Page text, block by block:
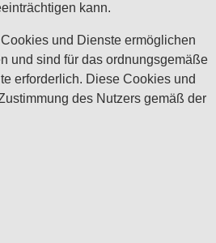
kann.
und Dienste ermöglichen
und sind für das ordnungsgemäße
erforderlich. Diese Cookies und
des Nutzers gemäß der